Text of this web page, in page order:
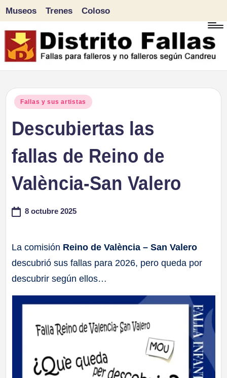
Saltar
al
Museos Trenes Coloso
Publicado
Fallas y sus artistas
Descubiertas las
fallas de Reino de
València-San Valero
8 octubre 2025
La comisión Reino de València – San Valero
descubrió sus fallas para 2026, pero queda por
descubrir según ellos…